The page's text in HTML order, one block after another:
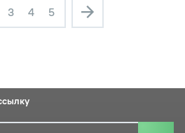
3 4 5